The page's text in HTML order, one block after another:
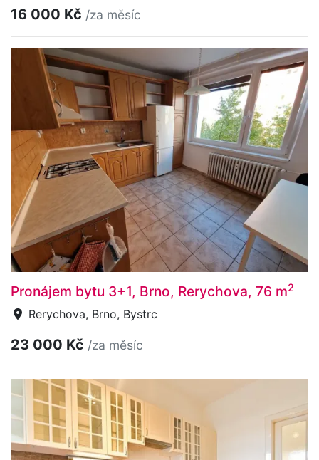
16 000 Kč /za měsíc
Pronájem bytu 3+1, Brno, Rerychova, 76 m2
Rerychova, Brno, Bystrc
23 000 Kč /za měsíc